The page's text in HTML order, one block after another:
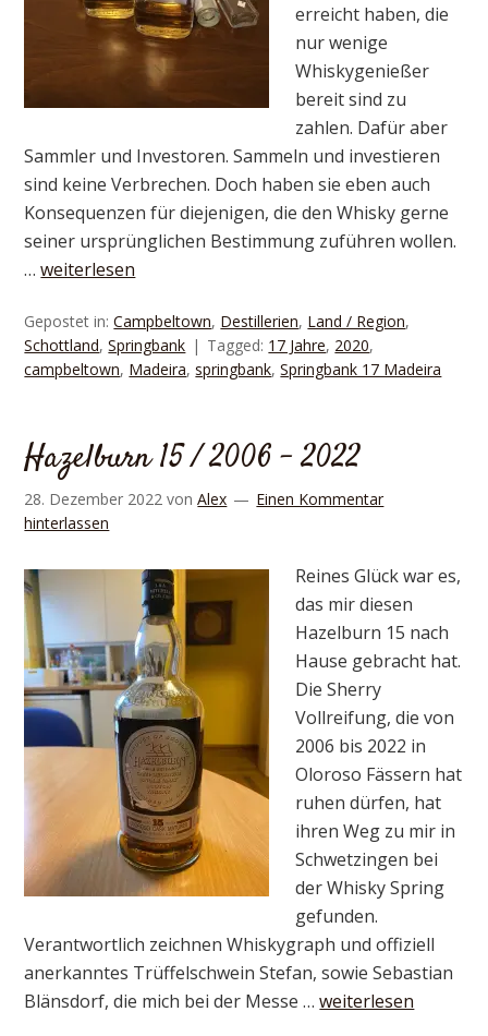
erreicht haben, die
nur wenige
Whiskygenießer
bereit sind zu
zahlen. Dafür aber
Sammler und Investoren. Sammeln und investieren
sind keine Verbrechen. Doch haben sie eben auch
Konsequenzen für diejenigen, die den Whisky gerne
seiner ursprünglichen Bestimmung zuführen wollen.
…weiterlesen
Gepostet in:Campbeltown, Destillerien, Land / Region,
Schottland,Springbank Tagged: 17 Jahre, 2020,
campbeltown, Madeira,springbank,Springbank 17 Madeira
Hazelburn 15 / 2006 – 2022
28. Dezember 2022 vonAlex
Einen Kommentar
hinterlassen
Reines Glück war es,
das mir diesen
Hazelburn 15 nach
Hause gebracht hat.
Die Sherry
Vollreifung, die von
2006 bis 2022 in
Oloroso Fässern hat
ruhen dürfen, hat
ihren Weg zu mir in
Schwetzingen bei
der Whisky Spring
gefunden.
Verantwortlich zeichnen Whiskygraph und offiziell
anerkanntes Trüffelschwein Stefan, sowie Sebastian
Blänsdorf, die mich bei der Messe …weiterlesen